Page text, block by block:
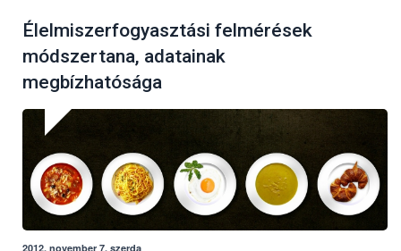
Élelmiszerfogyasztási felmérések
módszertana, adatainak
megbízhatósága
2012. november 7, szerda